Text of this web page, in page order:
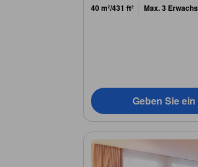
40 m²/431 ft² Max. 3
Geben Sie